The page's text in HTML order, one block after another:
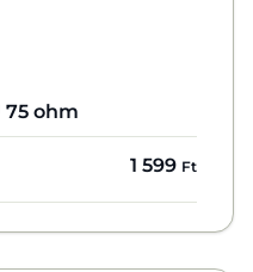
75 ohm
1 599 Ft